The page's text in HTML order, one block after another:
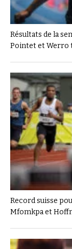
Résultats de la
Pointet et Werro
Record suisse
Mfomkpa et